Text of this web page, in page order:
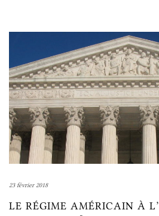
23 février 2018
LE RÉGIME AMÉRICAIN À